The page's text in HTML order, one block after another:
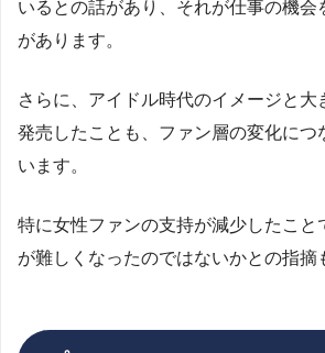
いるとの話があり、それが仕事の機会
があります。
さらに、アイドル時代のイメージと大
発売したことも、ファン層の変化につ
います。
特に女性ファンの支持が減少したこと
が難しくなったのではないかとの指摘